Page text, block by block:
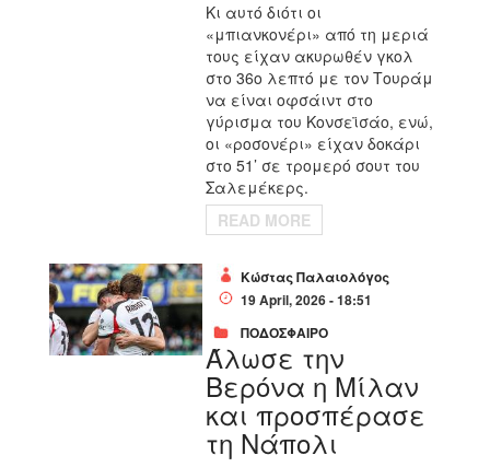
Κι αυτό διότι οι
«μπιανκονέρι» από τη μεριά
τους είχαν ακυρωθέν γκολ
στο 36ο λεπτό με τον Τουράμ
να είναι οφσάιντ στο
γύρισμα του Κονσεϊσάο, ενώ,
οι «ροσονέρι» είχαν δοκάρι
στο 51’ σε τρομερό σουτ του
Σαλεμέκερς.
READ MORE
Κώστας Παλαιολόγος
19 April, 2026 - 18:51
ΠΟΔΟΣΦΑΙΡΟ
Άλωσε την
Βερόνα η Μίλαν
και προσπέρασε
τη Νάπολι